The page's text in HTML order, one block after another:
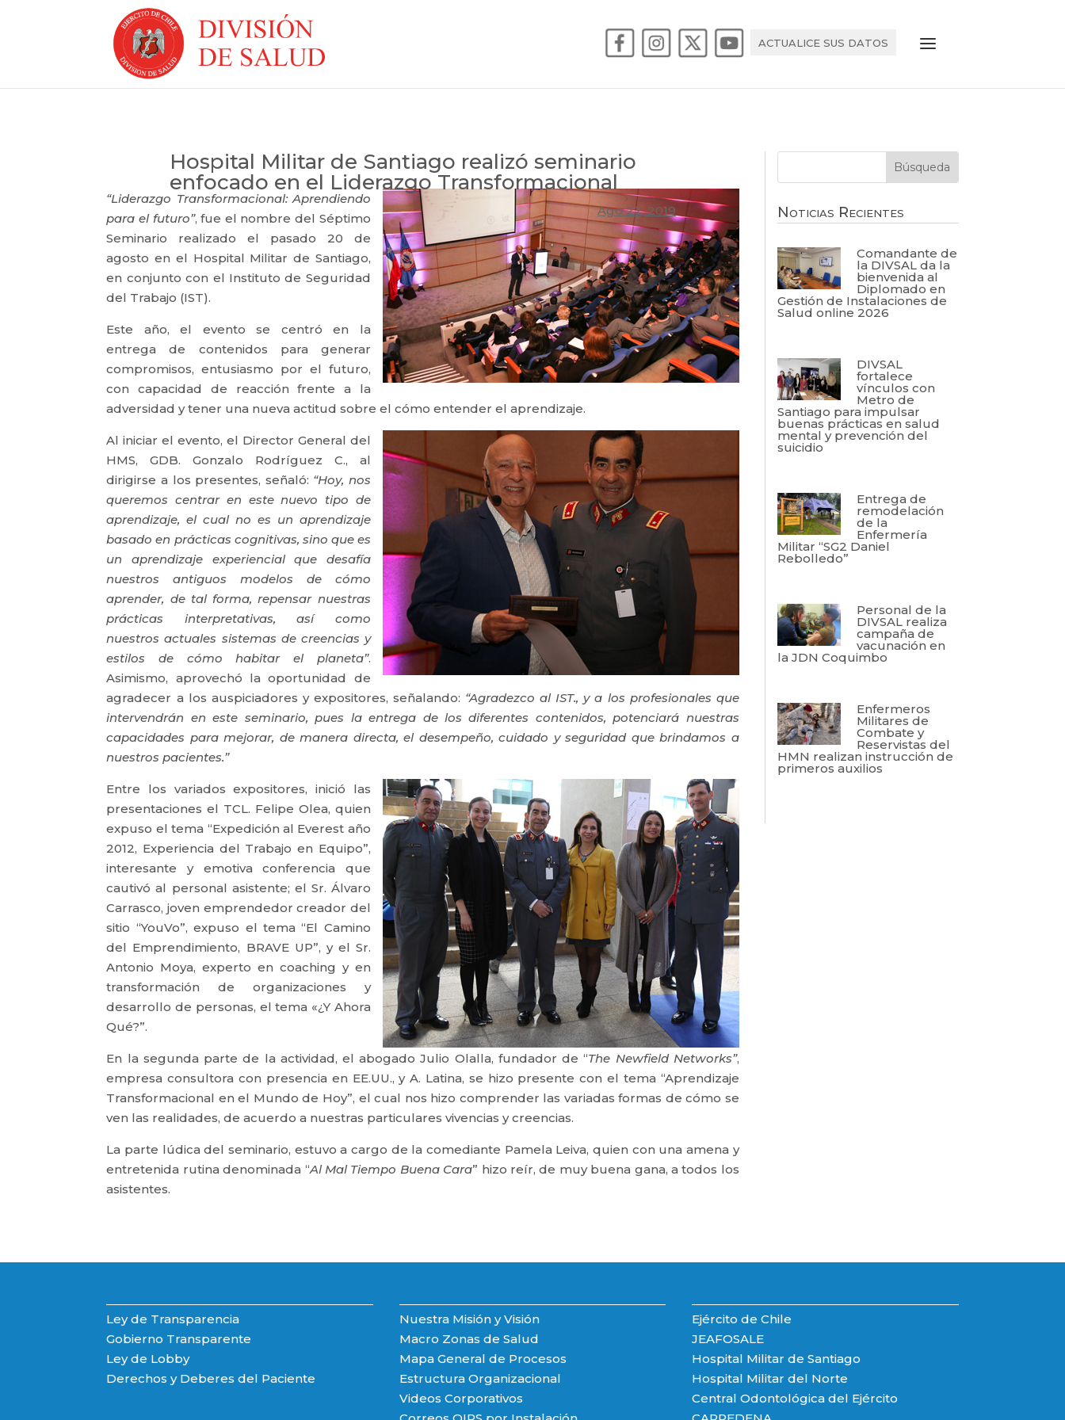
ACTUALICE SUS DATOS
Hospital Militar de Santiago realizó seminario
enfocado en el Liderazgo Transformacional
Ago 22, 2019
“Liderazgo Transformacional: Aprendiendo
para el futuro”, fue el nombre del Séptimo
Seminario realizado el pasado 20 de
agosto en el Hospital Militar de Santiago,
en conjunto con el Instituto de Seguridad
del Trabajo (IST).
Este año, el evento se centró en la
entrega de contenidos para generar
compromisos, entusiasmo por el futuro,
con capacidad de reacción frente a la
adversidad y tener una nueva actitud sobre el cómo entender el aprendizaje.
Al iniciar el evento, el Director General del
HMS, GDB. Gonzalo Rodríguez C., al
dirigirse a los presentes, señaló: “Hoy, nos
queremos centrar en este nuevo tipo de
aprendizaje, el cual no es un aprendizaje
basado en prácticas cognitivas, sino que es
un aprendizaje experiencial que desafía
nuestros antiguos modelos de cómo
aprender, de tal forma, repensar nuestras
prácticas interpretativas, así como
nuestros actuales sistemas de creencias y
estilos de cómo habitar el planeta”.
Asimismo, aprovechó la oportunidad de
agradecer a los auspiciadores y expositores, señalando: “Agradezco al IST., y a los profesionales que
intervendrán en este seminario, pues la entrega de los diferentes contenidos, potenciará nuestras
capacidades para mejorar, de manera directa, el desempeño, cuidado y seguridad que brindamos a
nuestros pacientes.”
Entre los variados expositores, inició las
presentaciones el TCL. Felipe Olea, quien
expuso el tema “Expedición al Everest año
2012, Experiencia del Trabajo en Equipo”,
interesante y emotiva conferencia que
cautivó al personal asistente; el Sr. Álvaro
Carrasco, joven emprendedor creador del
sitio “YouVo”, expuso el tema “El Camino
del Emprendimiento, BRAVE UP”, y el Sr.
Antonio Moya, experto en coaching y en
transformación de organizaciones y
desarrollo de personas, el tema «¿Y Ahora
Qué?”.
En la segunda parte de la actividad, el abogado Julio Olalla, fundador de “The Newfield Networks”,
empresa consultora con presencia en EE.UU., y A. Latina, se hizo presente con el tema “Aprendizaje
Transformacional en el Mundo de Hoy”, el cual nos hizo comprender las variadas formas de cómo se
ven las realidades, de acuerdo a nuestras particulares vivencias y creencias.
La parte lúdica del seminario, estuvo a cargo de la comediante Pamela Leiva, quien con una amena y
entretenida rutina denominada “Al Mal Tiempo Buena Cara” hizo reír, de muy buena gana, a todos los
asistentes.
Noticias Recientes
Comandante de
la DIVSAL da la
bienvenida al
Diplomado en
Gestión de Instalaciones de
Salud online 2026
DIVSAL
fortalece
vínculos con
Metro de
Santiago para impulsar
buenas prácticas en salud
mental y prevención del
suicidio
Entrega de
remodelación
de la
Enfermería
Militar “SG2 Daniel
Rebolledo”
Personal de la
DIVSAL realiza
campaña de
vacunación en
la JDN Coquimbo
Enfermeros
Militares de
Combate y
Reservistas del
HMN realizan instrucción de
primeros auxilios
Ley de Transparencia
Gobierno Transparente
Ley de Lobby
Derechos y Deberes del Paciente
Nuestra Misión y Visión
Macro Zonas de Salud
Mapa General de Procesos
Estructura Organizacional
Videos Corporativos
Ejército de Chile
JEAFOSALE
Hospital Militar de Santiago
Hospital Militar del Norte
Central Odontológica del Ejército